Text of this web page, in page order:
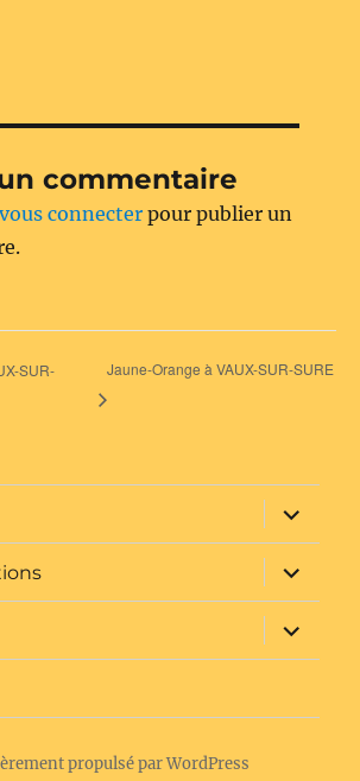
commentaire
vous connecter pour publier un
SUR-
Jaune-Orange à VAUX-SUR-SURE
ouvrir
le
sous-
menu
ouvrir
le
sous-
menu
ouvrir
le
sous-
propulsé par WordPress